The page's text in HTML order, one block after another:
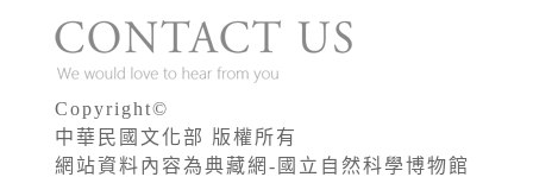
Copyright©
中華民國文化部 版權所有
網站資料內容為典藏網-國立自然科學博物館